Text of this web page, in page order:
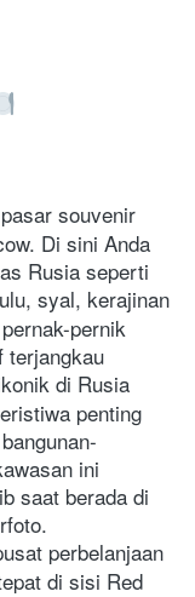
souvenir
Di sini Anda
syal, kerajinan
pernik
terjangkau
di Rusia
penting
ini
saat berada di
perbelanjaan
di sisi Red